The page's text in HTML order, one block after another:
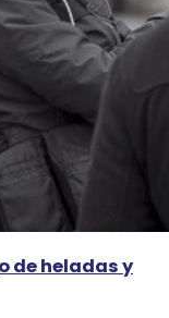
de heladas y